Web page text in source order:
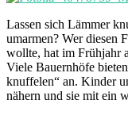
Lassen sich Lämmer
umarmen? Wer diesen
wollte, hat im Frühjahr
Viele Bauernhöfe
knuffelen“ an. Kinder
nähern und sie mit ein